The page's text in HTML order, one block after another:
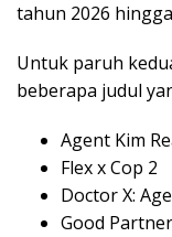
tahun 2026
Untuk paruh
beberapa judul
Agent Kim
Flex x Cop 2
Doctor X:
Good